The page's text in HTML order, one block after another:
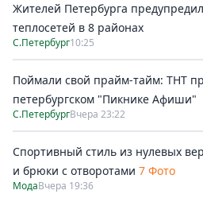
Жителей Петербурга
теплосетей в 8 районах
С.Петербург10:25
Поймали свой прайм-тайм: ТНТ
петербургском "Пикнике Афиши"
С.ПетербургВчера 23:22
Спортивный стиль из нулевых
и брюки с отворотами 7 Фото
МодаВчера 19:36